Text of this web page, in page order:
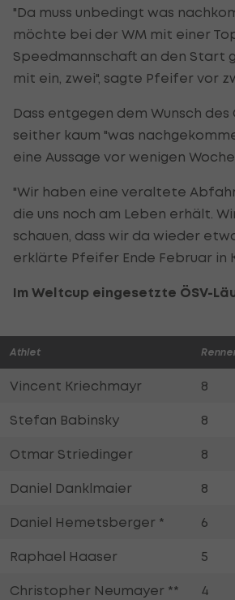
"Da muss unbedingt was
möchte bei der WM mit einer
Speedmannschaft an den Start
mit ein, zwei", sagte Pfeifer vor
Dass entgegen dem Wunsch
seither kaum "was
eine Aussage vor wenigen
"Wir haben eine veraltete
die uns noch am Leben erhält.
schauen, dass wir da wieder
erklärte Pfeifer Ende Februar in
Im Weltcup eingesetzte ÖSV-
Athlet
Vincent Kriechmayr 8
Stefan Babinsky 8
Otmar Striedinger 8
Daniel Danklmaier 8
Daniel Hemetsberger * 6
Raphael Haaser 5
Christopher Neumayer ** 4